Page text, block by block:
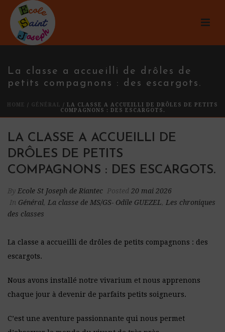
La classe a accueilli de drôles de
petits compagnons : des escargots.
HOME / GÉNÉRAL
/ LA CLASSE A ACCUEILLI DE DRÔLES DE PETITS
COMPAGNONS : DES ESCARGOTS.
LA CLASSE A ACCUEILLI DE
DRÔLES DE PETITS
COMPAGNONS : DES ESCARGOTS.
By Ecole St Joseph de Riantec Posted 20 mai 2026
In Général, La classe de MS/GS- Odile GUEZEL, Les chroniques
des classes
La classe a accueilli de drôles de petits compagnons : des
escargots.
Nous avons installé notre vivarium et nous apprenons
chaque jour à devenir de parfaits petits soigneurs.
C’est une aventure passionnante qui nous permet